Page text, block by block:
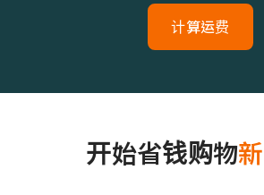
计算运费
开始省钱购物